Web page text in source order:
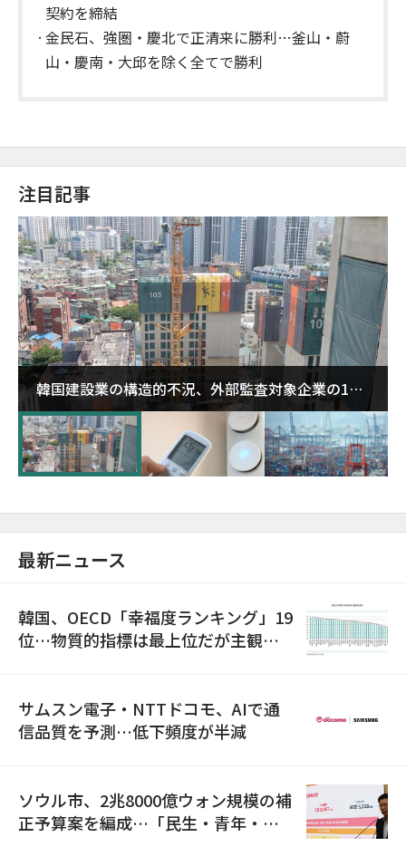
契約を締結
金民石、強圏・慶北で正清来に勝利…釜山・蔚
山・慶南・大邱を除く全てで勝利
注目記事
韓国建設業の構造的不況、外部監査対象企業の1割
超が「ゾンビ企業」に…5年で2.8倍増
最新ニュース
韓国、OECD「幸福度ランキング」19
位…物質的指標は最上位だが主観的
サムスン電子・NTTドコモ、AIで通
信品質を予測…低下頻度が半減
ソウル市、2兆8000億ウォン規模の補
正予算案を編成…「民生・青年・安